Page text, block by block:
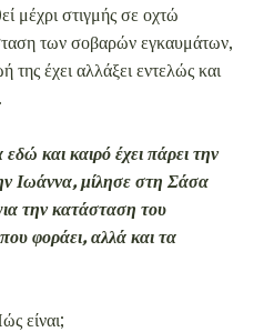
μέχρι στιγμής σε οχτώ
των σοβαρών εγκαυμάτων,
έχει αλλάξει εντελώς και
και καιρό έχει πάρει την
Ιωάννα, μίλησε στη Σάσα
την κατάσταση του
φοράει, αλλά και τα
είναι;